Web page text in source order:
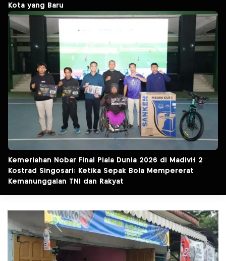
Kota yang Baru
Kemeriahan Nobar Final Piala Dunia 2026 di Madivif 2
Kostrad Singosari: Ketika Sepak Bola Mempererat
Kemanunggalan TNI dan Rakyat